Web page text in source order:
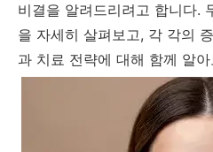
비결을 알려드리려고 합니다.
을 자세히 살펴보고, 각 각의
과 치료 전략에 대해 함께 알